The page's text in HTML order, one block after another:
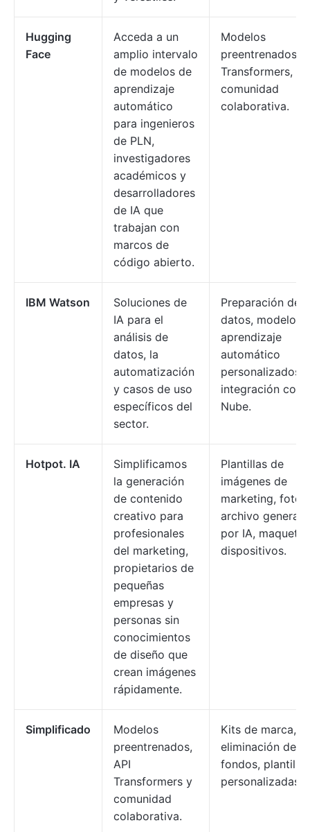
Hugging
Face
Acceda a un
amplio intervalo
de modelos de
aprendizaje
automático
para ingenieros
de PLN,
investigadores
académicos y
desarrolladores
de IA que
trabajan con
marcos de
código abierto.
Modelos
preentrenados,
Transformers,
comunidad
colaborativa.
IBM Watson
Soluciones de
IA para el
análisis de
datos, la
automatización
y casos de uso
específicos del
sector.
Preparación de
datos, modelos
aprendizaje
automático
personalizados,
integración con
Nube.
Hotpot. IA
Simplificamos
la generación
de contenido
creativo para
profesionales
del marketing,
propietarios de
pequeñas
empresas y
personas sin
conocimientos
de diseño que
crean imágenes
rápidamente.
Plantillas de
imágenes de
marketing, fotos
archivo
por IA,
dispositivos.
Simplificado
Modelos
preentrenados,
API
Transformers y
comunidad
colaborativa.
Kits de marca,
eliminación de
fondos, plantillas
personalizadas.